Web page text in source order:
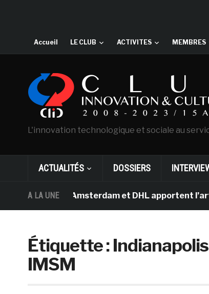
Accueil LE CLUB ACTIVITES MEMBRES
L'innovation technologique et sociale au
ACTUALITÉS DOSSIERS
A LA UNE
Gogh d’Amsterdam et DHL apportent l’art
Étiquette :
IMSM